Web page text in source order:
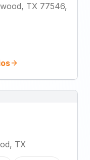
TX 77546,
TX